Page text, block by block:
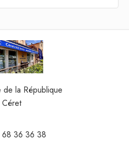
de la République
36 36 38